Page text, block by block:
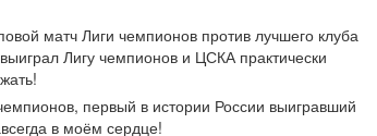
матч Лиги чемпионов против лучшего клуба
Лигу чемпионов и ЦСКА практически
первый в истории России выигравший
в моём сердце!